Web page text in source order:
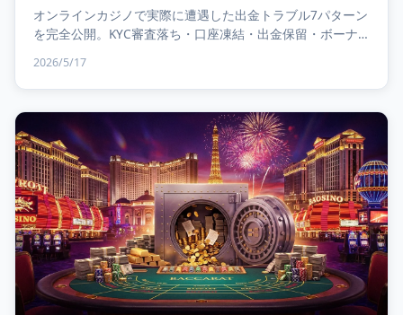
オンラインカジノで実際に遭遇した出金トラブル7パターン
を完全公開。KYC審査落ち・口座凍結・出金保留・ボーナ
2026/5/17